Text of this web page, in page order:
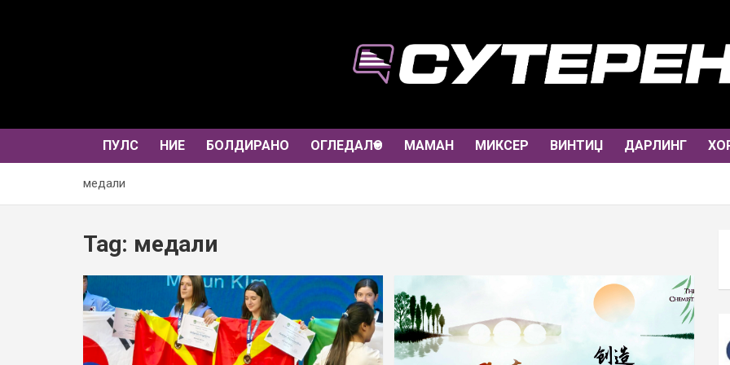
ПУЛС НИЕ БОЛДИРАНО ОГЛЕДАЛО МАМАН МИКСЕР ВИНТИЏ ДАРЛИНГ
медали
Tag: медали